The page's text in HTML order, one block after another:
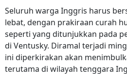
Seluruh warga Inggris harus
lebat, dengan prakiraan curah
seperti yang ditunjukkan pada
di Ventusky. Diramal terjadi
ini diperkirakan akan
terutama di wilayah tenggara